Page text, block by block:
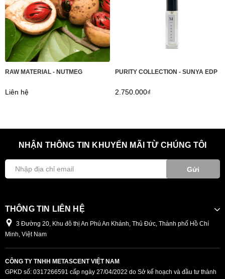
RAW MATERIAL - NUTMEG
Liên hệ
PURITY COLLECTION - SUNYA EDP
2.750.000₫
NHẬN THÔNG TIN KHUYẾN MÃI TỪ CHÚNG TÔI
Gửi
THÔNG TIN LIÊN HỆ
3 Đường 20, Khu đô thị An Phú An Khánh, Thủ Đức, Thành phố Hồ Chí
Minh, Việt Nam
CÔNG TY TNHH METASCENT VIỆT NAM
GPKD số: 0317266591 cấp ngày 27/04/2022 do Sở kế hoạch và đầu tư thành